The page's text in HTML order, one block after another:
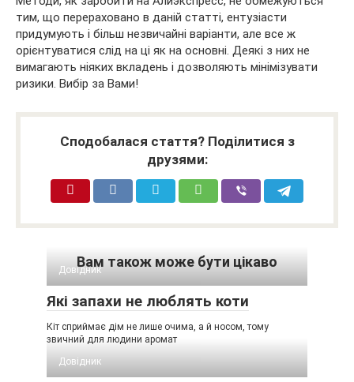
тим, що перераховано в даній статті, ентузіасти
придумують і більш незвичайні варіанти, але все ж
орієнтуватися слід на ці як на основні. Деякі з них не
вимагають ніяких вкладень і дозволяють мінімізувати
ризики. Вибір за Вами!
Сподобалася стаття? Поділитися з
друзями:
Вам також може бути цікаво
Довідник
Які запахи не люблять коти
Кіт сприймає дім не лише очима, а й носом, тому
звичний для людини аромат
Довідник